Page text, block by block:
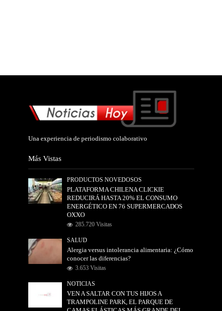
Una experiencia de periodismo colaborativo
Más Vistas
PRODUCTOS NOVEDOSOS
PLATAFORMA CHILENA CLICKIE
REDUCIRÁ HASTA 20% EL CONSUMO
ENERGÉTICO EN 76 SUPERMERCADOS
OXXO
285.720 Visitas
SALUD
Alergia versus intolerancia alimentaria: ¿Cómo
conocer las diferencias?
3.653 Visitas
NOTICIAS
VEN A SALTAR CON TUS HIJOS A
TRAMPOLINE PARK, EL PARQUE DE